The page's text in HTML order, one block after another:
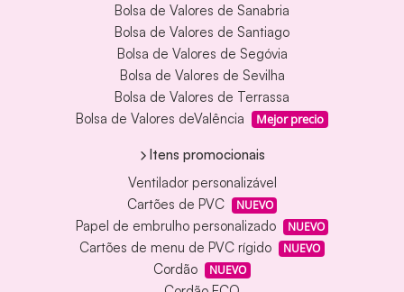
Bolsa de Valores de Sanabria
Bolsa de Valores de Santiago
Bolsa de Valores de Segóvia
Bolsa de Valores de Sevilha
Bolsa de Valores de Terrassa
Bolsa de Valores deValência
Mejor precio
Itens promocionais
Ventilador personalizável
Cartões de PVC
NUEVO
Papel de embrulho personalizado NUEVO
Cartões de menu de PVC rígido NUEVO
Cordão NUEVO